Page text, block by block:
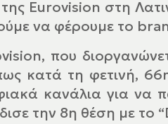
Eurovision στη
να φέρουμε το
που
κατά τη φετινή,
κανάλια για να
την 8η θέση με